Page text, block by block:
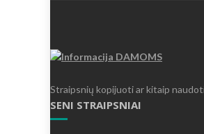
Straipsnių kopijuoti ar kitaip
SENI STRAIPSNIAI